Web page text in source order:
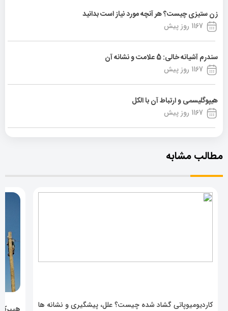
زن ستیزی چیست؟ هر آنچه مورد نیاز است بدانید
1167 روز پیش
سندرم آشیانه خالی: 5 علامت و نشانه آن
1167 روز پیش
هیپوگلیسمی و ارتباط آن با الکل
1167 روز پیش
مطالب مشابه
کاردیومیوپاتی گشاد شده چیست؟ علل، پیشگیری و نشانه ها